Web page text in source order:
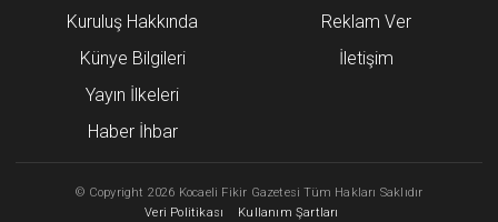
Kuruluş Hakkında
Künye Bilgileri
Yayın İlkeleri
Haber İhbar
Reklam Ver
İletişim
© Copyright 2026 Kocaeli Fikir Gazetesi Tüm Hakları Saklıdır
Veri Politikası
Kullanım Şartları